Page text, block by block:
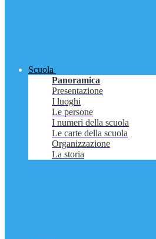
Scuola
Panoramica
Presentazione
I luoghi
Le persone
I numeri della scuola
Le carte della scuola
Organizzazione
La storia